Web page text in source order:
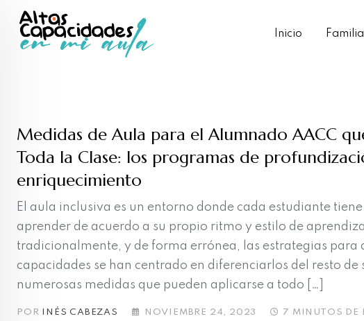
Skip
content
Inicio
Medidas de Aula para el Alumnado AACC
Toda la Clase: los programas de
enriquecimiento
El aula inclusiva es un entorno donde cada estudiante
aprender de acuerdo a su propio ritmo y estilo de
tradicionalmente, y de forma errónea, las estrategias para
capacidades se han centrado en diferenciarlos del resto de
numerosas medidas que pueden aplicarse a todo […]
POR INÉS CABEZAS NOVIEMBRE 24, 2023 7 MINUTOS DE